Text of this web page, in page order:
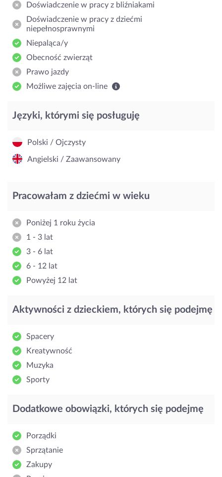
Doświadczenie w pracy z bliźniakami
Doświadczenie w pracy z dziećmi
niepełnosprawnymi
Niepaląca/y
Obecność zwierząt
Prawo jazdy
Możliwe zajęcia on-line
Języki, którymi się posługuję
Polski / Ojczysty
Angielski / Zaawansowany
Pracowałam z dziećmi w wieku
Poniżej 1 roku życia
1 - 3 lat
3 - 6 lat
6 - 12 lat
Powyżej 12 lat
Aktywności z dzieckiem, których się podejmę
Spacery
Kreatywność
Muzyka
Sporty
Dodatkowe obowiązki, których się podejmę
Porządki
Sprzątanie
Zakupy